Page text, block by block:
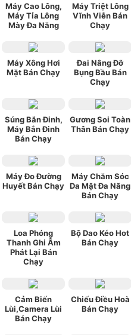
Máy Cao Lông,
Máy Tỉa Lông
Mày Đa Năng
Máy Triệt Lông
Vĩnh Viễn Bán
Chạy
Máy Xông Hơi
Mặt Bán Chạy
Đai Nâng Đỡ
Bụng Bầu Bán
Chạy
Súng Bắn Đinh,
Máy Bắn Đinh
Bán Chạy
Gương Soi Toàn
Thân Bán Chạy
Máy Đo Đường
Huyết Bán Chạy
Máy Chăm Sóc
Da Mặt Đa Năng
Bán Chạy
Loa Phóng
Thanh Ghi Âm
Phát Lại Bán
Chạy
Bộ Dao Kéo Hot
Bán Chạy
Cảm Biến
Lùi,Camera Lùi
Bán Chạy
Chiếu Điều Hoà
Bán Chạy